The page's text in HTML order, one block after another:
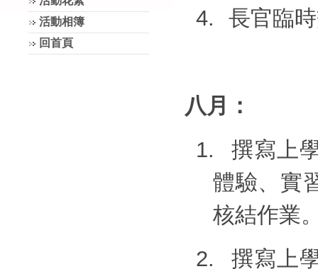
活動相簿
回首頁
4. 長官臨
八月：
1.
撰寫上
體驗、實
核結作業
2.
撰寫上